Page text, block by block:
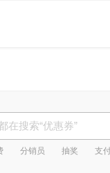
分销员 抽奖 支